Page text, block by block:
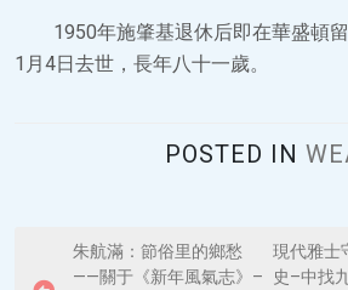
1950年施肇基退休后即在華盛頓
1月4日去世，長年八十一歲。
POSTED IN
朱航滿：節俗里的鄉愁
——關于《新年風氣志》–
現代雅士
史–中找